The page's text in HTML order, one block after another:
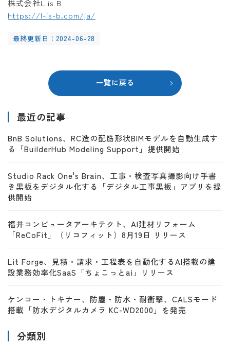
株式会社L is B
https://l-is-b.com/ja/
最終更新日：2024-06-28
一覧に戻る
最近の記事
BnB Solutions、RC造の配筋形状BIMモデルを自動生成す
る「BuilderHub Modeling Support」提供開始
Studio Rack One's Brain、工事・検査写真撮影向け手書
き黒板をデジタル化する「デジタル工事黒板」アプリを提
供開始
福井コンピュータアーキテクト、AI建材リフォーム
「ReCoFit」（リコフィット）8月19日 リリース
Lit Forge、見積・請求・工程表を自動化するAI搭載の建
設業務効率化SaaS「ちょこっとai」リリース
ケンコー・トキナー、防塵・防水・耐衝撃、CALSモード
搭載「防水デジタルカメラ KC-WD2000」を発売
分類別